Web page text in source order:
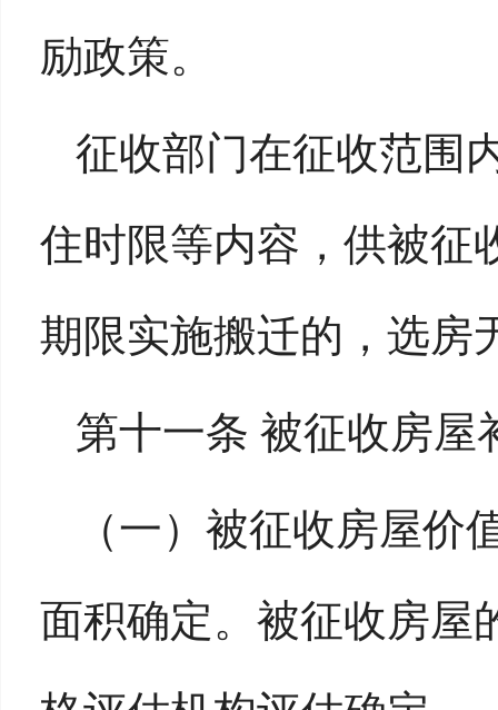
励政策。
征收部门在征收范围
住时限等内容，供被征
期限实施搬迁的，选房
第十一条 被征收房屋
（一）被征收房屋
面积确定。被征收房屋